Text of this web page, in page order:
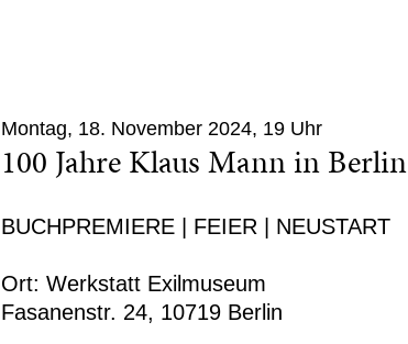
Montag, 18. November 2024, 19 Uhr
100 Jahre Klaus Mann in Berlin
BUCHPREMIERE | FEIER | NEUSTART
Ort: Werkstatt Exilmuseum
Fasanenstr. 24, 10719 Berlin